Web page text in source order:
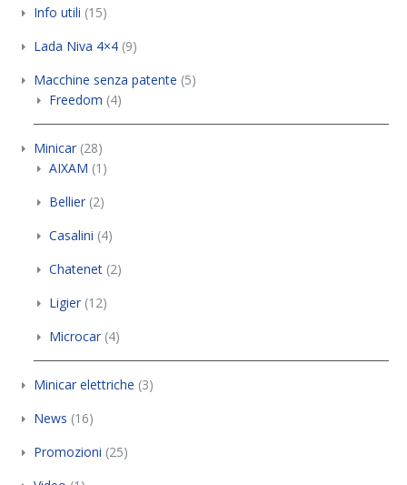
Info utili (15)
Lada Niva 4×4 (9)
Macchine senza patente (5)
Freedom (4)
Minicar (28)
AIXAM (1)
Bellier (2)
Casalini (4)
Chatenet (2)
Ligier (12)
Microcar (4)
Minicar elettriche (3)
News (16)
Promozioni (25)